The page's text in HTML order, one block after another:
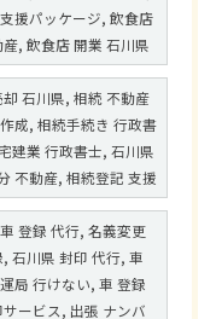
援パッケージ, 飲食店
, 飲食店 開業 石川県
石川県, 相続 不動産
成, 相続手続き 行政書
建業 行政書士, 石川県
不動産, 相続登記 支援
登録 代行, 名義変更
石川県 封印 代行, 車
局 行けない, 車 登録
ービス, 出張 ナンバ